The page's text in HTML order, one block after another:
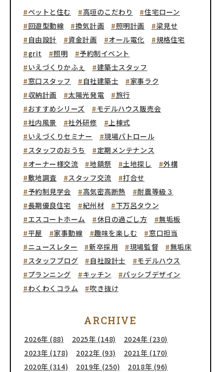
ペットと住む 高垣のこだわり
住宅ローン
回遊型動線
換気計画 照明計画
梁見せ
自由設計
資金計画 オール電化
規格住宅
grit
照明
予約制イベント
いえづくりかふぇ
建築士スタッフ
窓口スタッフ
自社建築士
家事ラク
収納計画
太陽光発電
旅行
おすすめシリーズ
モデルハウス販売会
社内風景
社外研修
上棟式
いえづくりセミナー
現場パトロール
スタッフのおうち
定期メンテナンス
オーナー様交流
地鎮祭 土地探し
外構
敷地調査
スタッフ交流
打合せ
予約制見学会
高気密高断熱
耐震等級３
長期優良住宅
紀州材
下万呂タウン
エスコートホーム
休日の過ごし方
無垢板
平屋
家事動線 趣味を楽しむ
窓口担当
ニュースレター
新卒採用 現場監督
無垢床
スタッフブログ
自社設計士
モデルハウス
プランニング
キッチン
パッシブデザイン
わくわくコラム
吹き抜け
ARCHIVE
2026年 (88) 2025年 (148)
2024年 (230)
2023年 (178)
2022年 (93)
2021年 (170)
2020年 (314)
2019年 (250)
2018年 (96)